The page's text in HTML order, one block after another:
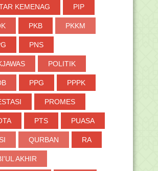
KEMENAG PIP
PKB PKKM
PNS
POLITIK
PPG PPPK
PROMES
PTS PUASA
QURBAN RA
AKHIR